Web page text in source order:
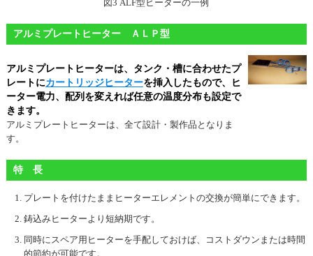
図3 ALF型ヒーターの一例
アルミプレートヒーター ＡＬＰ型
アルミプレートヒーターは、タンク・槽に合わせたプ
レートにカートリッジヒーターを挿入したもので、ヒ
ーター電力、配列を変えれば任意の温度分布も設定で
きます。
アルミプレートヒーターは、全て設計・製作品となりま
す。
特 長
プレートを付けたままヒーターエレメントの交換が簡単にできます。
鋳込みヒーターより短納期です。
同時にスペア用ヒーターを手配しておけば、コストダウンまたは時間
的節約が可能です。